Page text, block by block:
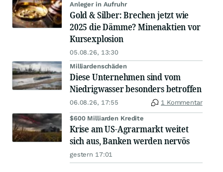
Anleger in Aufruhr
Gold & Silber: Brechen jetzt wie
2025 die Dämme? Minenaktien vor
Kursexplosion
05.08.26, 13:30
Milliardenschäden
Diese Unternehmen sind vom
Niedrigwasser besonders betroffen
06.08.26, 17:55 1 Kommentar
$600 Milliarden Kredite
Krise am US-Agrarmarkt weitet
sich aus, Banken werden nervös
gestern 17:01